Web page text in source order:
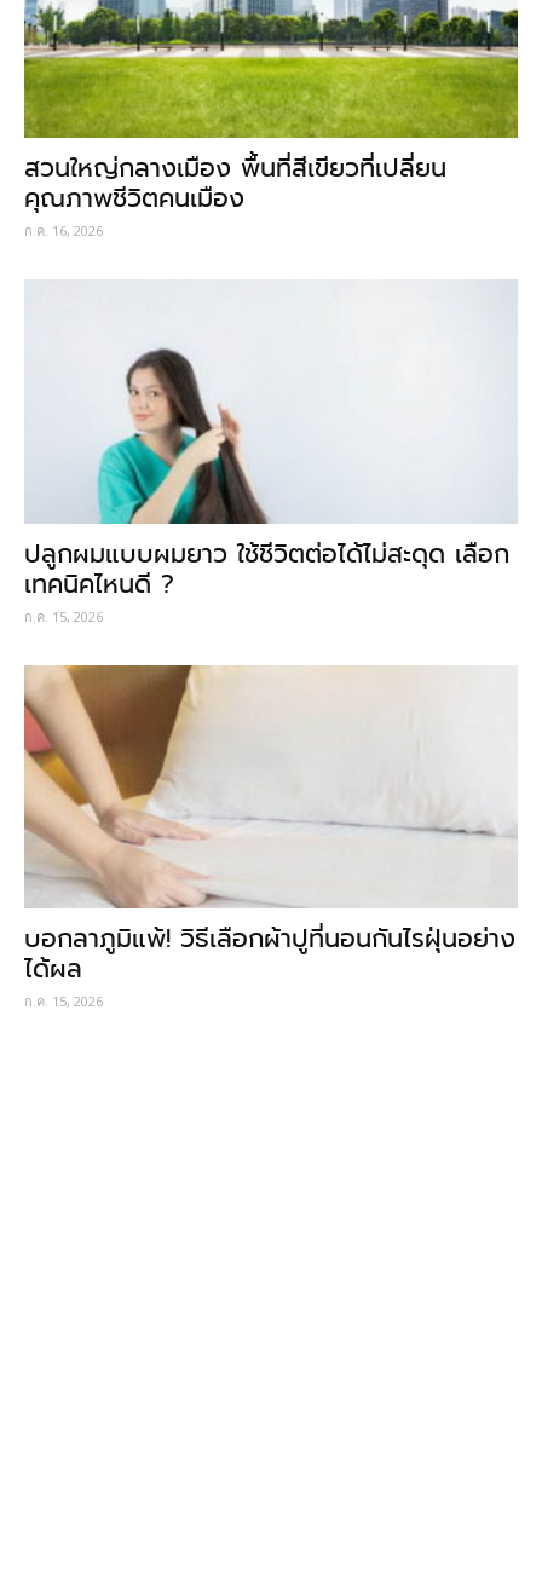
สวนใหญ่กลางเมือง พื้นที่สีเขียวที่เปลี่ยน
คุณภาพชีวิตคนเมือง
ก.ค. 16, 2026
ปลูกผมแบบผมยาว ใช้ชีวิตต่อได้ไม่สะดุด เลือก
เทคนิคไหนดี ?
ก.ค. 15, 2026
บอกลาภูมิแพ้! วิธีเลือกผ้าปูที่นอนกันไรฝุ่นอย่าง
ได้ผล
ก.ค. 15, 2026